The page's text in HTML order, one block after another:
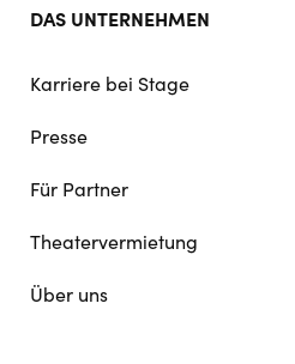
DAS UNTERNEHMEN
Karriere bei Stage
Presse
Für Partner
Theatervermietung
Über uns